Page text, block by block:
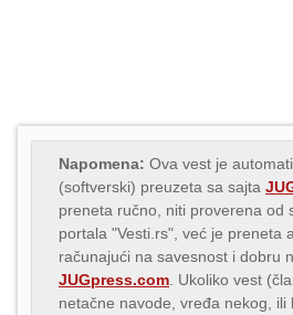
Napomena: Ova vest je
(softverski) preuzeta sa sajta
preneta ručno, niti proverena od
portala "Vesti.rs", već je preneta
računajući na savesnost i dobru
JUGpress.com . Ukoliko vest
netačne navode, vređa nekog, ili